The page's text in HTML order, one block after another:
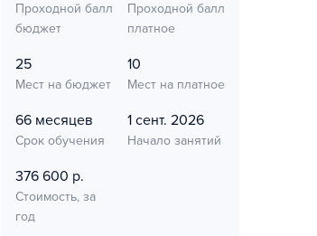
Проходной балл
бюджет
Проходной балл
платное
25
Мест на бюджет
10
Мест на платное
66 месяцев
Срок обучения
1 сент. 2026
Начало занятий
376 600 р.
Стоимость, за
год